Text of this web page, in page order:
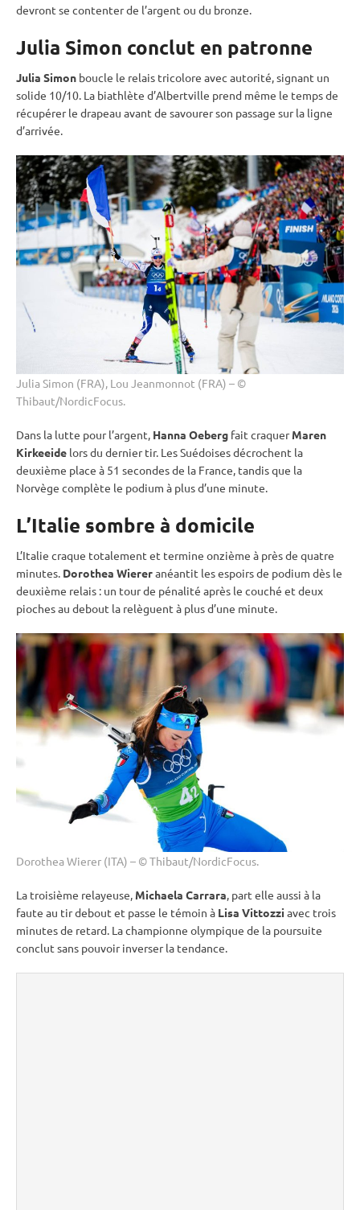
devront se contenter de l’argent ou du bronze.
Julia Simon conclut en patronne
Julia Simon boucle le relais tricolore avec autorité, signant un
solide 10/10. La biathlète d’Albertville prend même le temps de
récupérer le drapeau avant de savourer son passage sur la ligne
d’arrivée.
Julia Simon (FRA), Lou Jeanmonnot (FRA) – ©
Thibaut/NordicFocus.
Dans la lutte pour l’argent, Hanna Oeberg fait craquerMaren
Kirkeeide lors du dernier tir. Les Suédoises décrochent la
deuxième place à 51 secondes de la France, tandis que la
Norvège complète le podium à plus d’une minute.
L’Italie sombre à domicile
L’Italie craque totalement et termine onzième à près de quatre
minutes. Dorothea Wiereranéantit les espoirs de podium dès le
deuxième relais : un tour de pénalité après le couché et deux
pioches au debout la relèguent à plus d’une minute.
Dorothea Wierer (ITA) – © Thibaut/NordicFocus.
La troisième relayeuse, Michaela Carrara, part elle aussi à la
faute au tirdebout et passe le témoin à Lisa Vittozzi avec trois
minutes de retard. La championne olympique de la poursuite
conclut sans pouvoir inverser la tendance.